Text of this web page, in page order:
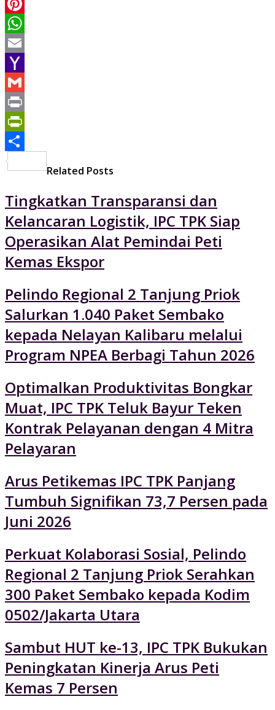
LinkedIn
Pinterest
WhatsApp
Email
Yahoo
Mail
Gmail
Print
PrintFriendly
Related Posts
Tingkatkan Transparansi dan
Kelancaran Logistik, IPC TPK Siap
Operasikan Alat Pemindai Peti
Kemas Ekspor
Pelindo Regional 2 Tanjung Priok
Salurkan 1.040 Paket Sembako
kepada Nelayan Kalibaru melalui
Program NPEA Berbagi Tahun 2026
Optimalkan Produktivitas Bongkar
Muat, IPC TPK Teluk Bayur Teken
Kontrak Pelayanan dengan 4 Mitra
Pelayaran
Arus Petikemas IPC TPK Panjang
Tumbuh Signifikan 73,7 Persen pada
Juni 2026
Perkuat Kolaborasi Sosial, Pelindo
Regional 2 Tanjung Priok Serahkan
300 Paket Sembako kepada Kodim
0502/Jakarta Utara
Sambut HUT ke-13, IPC TPK Bukukan
Peningkatan Kinerja Arus Peti
Kemas 7 Persen